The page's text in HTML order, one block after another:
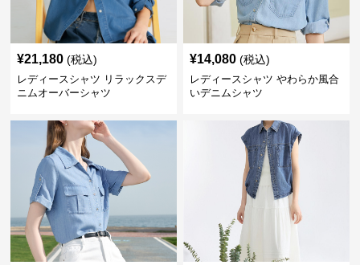
¥21,180 (税込)
レディースシャツ リラックスデ
ニムオーバーシャツ
¥14,080 (税込)
レディースシャツ やわらか風合
いデニムシャツ